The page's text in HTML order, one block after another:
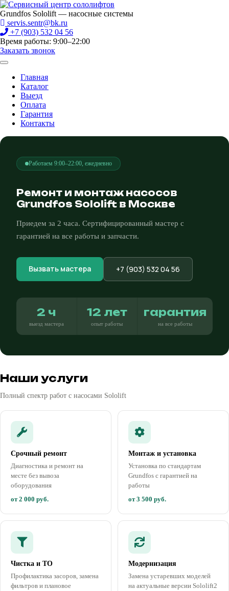
Grundfos Sololift — насосные системы
servis.sentr@bk.ru
+7 (903) 532 04 56
Время работы: 9:00–22:00
Заказать звонок
Главная
Каталог
Выезд
Оплата
Гарантия
Контакты
Работаем 9:00–22:00, ежедневно
Ремонт и монтаж насосов
Grundfos Sololift в Москве
Приедем за 2 часа. Сертифицированный мастер с
гарантией на все работы и запчасти.
Вызвать мастера +7 (903) 532 04 56
2 ч
выезд мастера
12 лет
опыт работы
гарантия
на все работы
Наши услуги
Полный спектр работ с насосами Sololift
Срочный ремонт
Диагностика и ремонт на
месте без вывоза
оборудования
от 2 000 руб.
Монтаж и установка
Установка по стандартам
Grundfos с гарантией на
работы
от 3 500 руб.
Чистка и ТО
Профилактика засоров, замена
фильтров и плановое
Модернизация
Замена устаревших моделей
на актуальные версии Sololift2